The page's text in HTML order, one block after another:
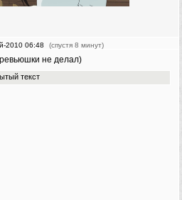
2010 06:48 (спустя 8 минут)
не делал)
текст